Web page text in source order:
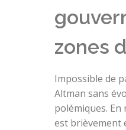
zones
Impossible de
Altman sans
polémiques. En
est brièvement